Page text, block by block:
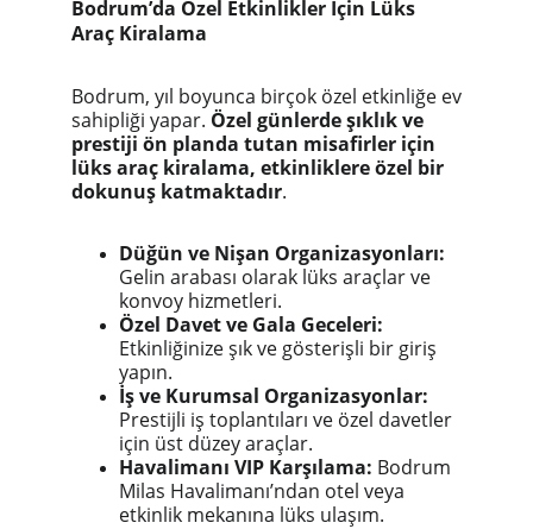
Bodrum’da Özel Etkinlikler İçin Lüks
Araç Kiralama
Bodrum, yıl boyunca birçok özel etkinliğe ev
sahipliği yapar. Özel günlerde şıklık ve
prestiji ön planda tutan misafirler için
lüks araç kiralama, etkinliklere özel bir
dokunuş katmaktadır.
Düğün ve Nişan Organizasyonları:
Gelin arabası olarak lüks araçlar ve
konvoy hizmetleri.
Özel Davet ve Gala Geceleri:
Etkinliğinize şık ve gösterişli bir giriş
yapın.
İş ve Kurumsal Organizasyonlar:
Prestijli iş toplantıları ve özel davetler
için üst düzey araçlar.
Havalimanı VIP Karşılama: Bodrum
Milas Havalimanı’ndan otel veya
etkinlik mekanına lüks ulaşım.